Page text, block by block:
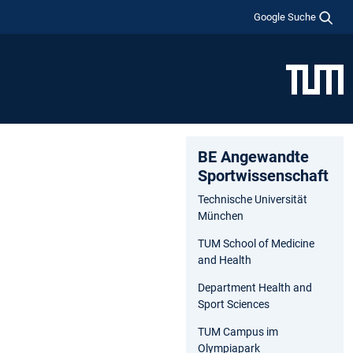
Google Suche
BE Angewandte
Sportwissenschaft
Technische Universität
München
TUM School of Medicine
and Health
Department Health and
Sport Sciences
TUM Campus im
Olympiapark